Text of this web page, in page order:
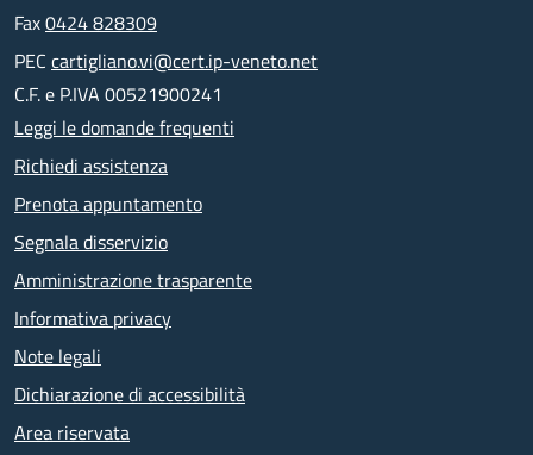
Fax0424 828309
PEC cartigliano.vi@cert.ip-veneto.net
C.F. e P.IVA 00521900241
Leggi le domande frequenti
Richiedi assistenza
Prenota appuntamento
Segnala disservizio
Amministrazione trasparente
Informativa privacy
Note legali
Dichiarazione di accessibilità
Area riservata